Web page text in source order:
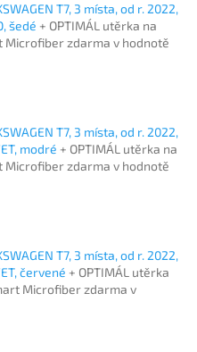
T7, 3 místa, od r. 2022,
šedé + OPTIMÁL utěrka na
Microfiber zdarma v hodnotě
T7, 3 místa, od r. 2022,
modré + OPTIMÁL utěrka na
Microfiber zdarma v hodnotě
T7, 3 místa, od r. 2022,
červené + OPTIMÁL utěrka
Microfiber zdarma v